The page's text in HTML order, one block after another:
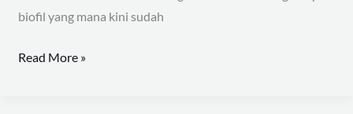
biofil yang mana kini sudah
Read More »